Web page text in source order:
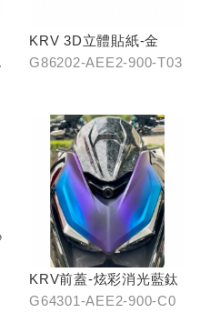
KRV 3D立體貼紙-金
G86202-AEE2-900-T03
KRV前蓋-炫彩消光藍鈦
G64301-AEE2-900-C0